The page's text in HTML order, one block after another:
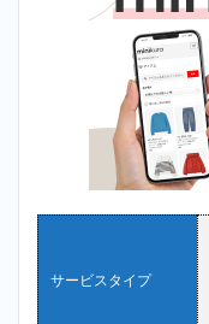
サービスタイプ